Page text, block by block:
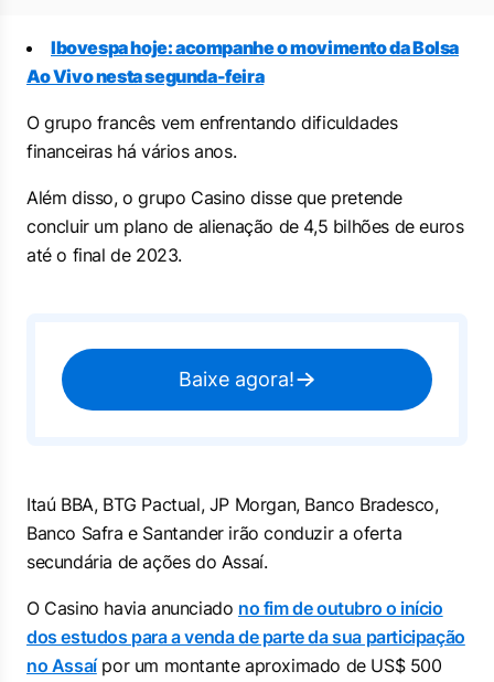
Ibovespa hoje: acompanhe o movimento da Bolsa
Ao Vivo nesta segunda-feira
O grupo francês vem enfrentando dificuldades
financeiras há vários anos.
Além disso, o grupo Casino disse que pretende
concluir um plano de alienação de 4,5 bilhões de euros
até o final de 2023.
Baixe agora!
Itaú BBA, BTG Pactual, JP Morgan, Banco Bradesco,
Banco Safra e Santander irão conduzir a oferta
secundária de ações do Assaí.
O Casino havia anunciado no fim de outubro o início
dos estudos para a venda de parte da sua participação
no Assaípor um montante aproximado de US$ 500